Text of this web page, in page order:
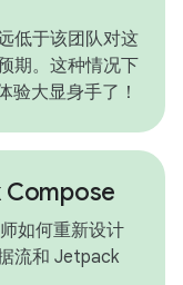
低于该团队对这
期。这种情况下
验大显身手了！
Compose
如何重新设计
流和 Jetpack